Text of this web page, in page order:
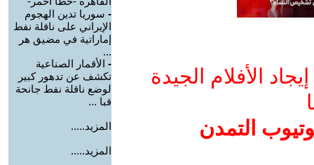
الأفلام الجيدة
التمدن
- سوريا تدين الهجوم
الإيراني على ناقلة نفط
إماراتية في مضيق هر
...
- الأقمار الصناعية
تكشف عن تدهور كبير
لوضع ناقلة نفط جانحة
قبا ...
المزيد.....
المزيد.....